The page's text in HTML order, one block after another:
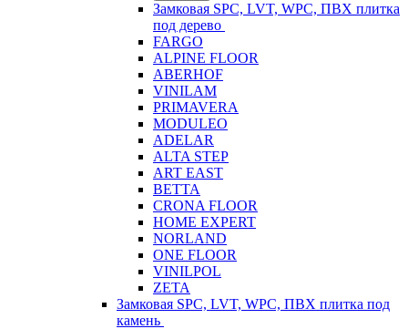
Замковая SPC, LVT, WPC, ПВХ плитка
под дерево
FARGO
ALPINE FLOOR
ABERHOF
VINILAM
PRIMAVERA
MODULEO
ADELAR
ALTA STEP
ART EAST
BETTA
CRONA FLOOR
HOME EXPERT
NORLAND
ONE FLOOR
VINILPOL
ZETA
Замковая SPC, LVT, WPC, ПВХ плитка под
камень